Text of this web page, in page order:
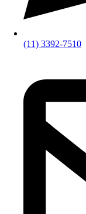
(11) 3392-7510